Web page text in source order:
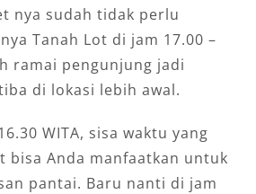
nya sudah tidak perlu
Tanah Lot di jam 17.00 –
ramai pengunjung jadi
di lokasi lebih awal.
WITA, sisa waktu yang
bisa Anda manfaatkan untuk
pantai. Baru nanti di jam